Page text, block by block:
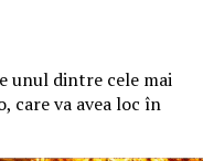
unul dintre cele mai
care va avea loc în